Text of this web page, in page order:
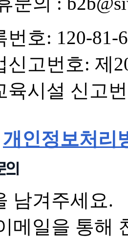
호: 120-81-
신고번호: 제
육시설 신고
개인정보처리
남겨주세요.
메일을 통해